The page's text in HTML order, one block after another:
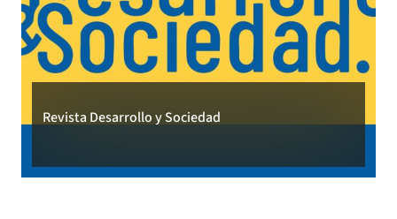
Revista Desarrollo y Sociedad